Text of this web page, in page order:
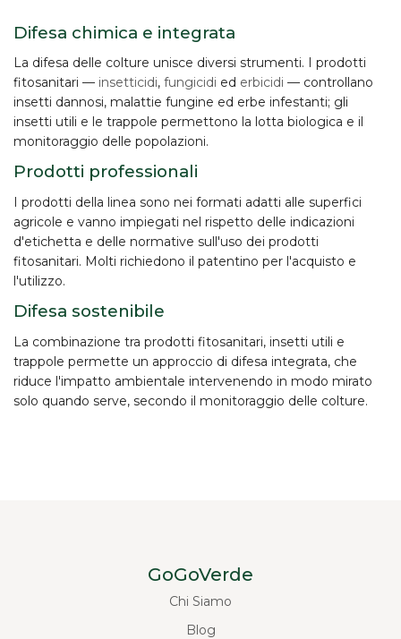
Difesa chimica e integrata
La difesa delle colture unisce diversi strumenti. I prodotti
fitosanitari — insetticidi, fungicidi ed erbicidi — controllano
insetti dannosi, malattie fungine ed erbe infestanti; gli
insetti utili e le trappole permettono la lotta biologica e il
monitoraggio delle popolazioni.
Prodotti professionali
I prodotti della linea sono nei formati adatti alle superfici
agricole e vanno impiegati nel rispetto delle indicazioni
d'etichetta e delle normative sull'uso dei prodotti
fitosanitari. Molti richiedono il patentino per l'acquisto e
l'utilizzo.
Difesa sostenibile
La combinazione tra prodotti fitosanitari, insetti utili e
trappole permette un approccio di difesa integrata, che
riduce l'impatto ambientale intervenendo in modo mirato
solo quando serve, secondo il monitoraggio delle colture.
GoGoVerde
Chi Siamo
Blog